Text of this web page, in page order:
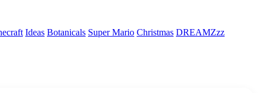
Ideas Botanicals Super Mario Christmas DREAMZzz